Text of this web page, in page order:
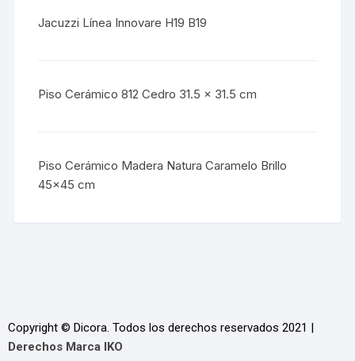
Jacuzzi Línea Innovare H19 B19
Piso Cerámico 812 Cedro 31.5 x 31.5 cm
Piso Cerámico Madera Natura Caramelo Brillo
45x45 cm
Copyright © Dicora. Todos los derechos reservados 2021 |
Derechos Marca IKO